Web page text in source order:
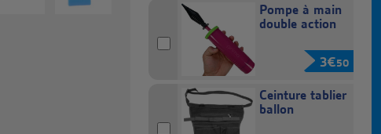
Pompe à main
double action
3€50
Ceinture tablier
ballon